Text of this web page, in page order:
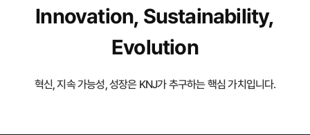
Innovation, Sustainability,
Evolution
혁신, 지속 가능성, 성장은 KNJ가 추구하는 핵심 가치입니다.